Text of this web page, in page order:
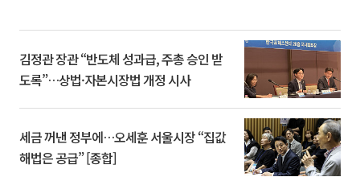
김정관 장관 “반도체 성과급, 주총 승인 받
도록”…상법·자본시장법 개정 시사
세금 꺼낸 정부에…오세훈 서울시장 “집값
해법은 공급” [종합]